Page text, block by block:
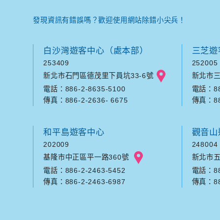
發現資訊有錯誤嗎？歡迎使用網站除錯小尖兵！
白沙灣遊客中心（處本部）
253409
新北市石門區德茂里下員坑33-6號
電話：886-2-8635-5100
傳真：886-2-2636- 6675
三芝
252005
新北市
電話：
傳真：
和平島遊客中心
202009
基隆市中正區平一路360號
電話：886-2-2463-5452
傳真：886-2-2463-6987
觀音
248004
新北市
電話：
傳真：